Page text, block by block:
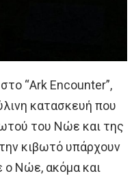
“Ark Encounter”,
κατασκευή που
του Νώε και της
κιβωτό υπάρχουν
Νώε, ακόμα και